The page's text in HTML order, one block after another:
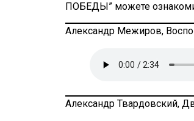
ПОБЕДЫ” можете
Александр Межиров,
Александр Твардовский,